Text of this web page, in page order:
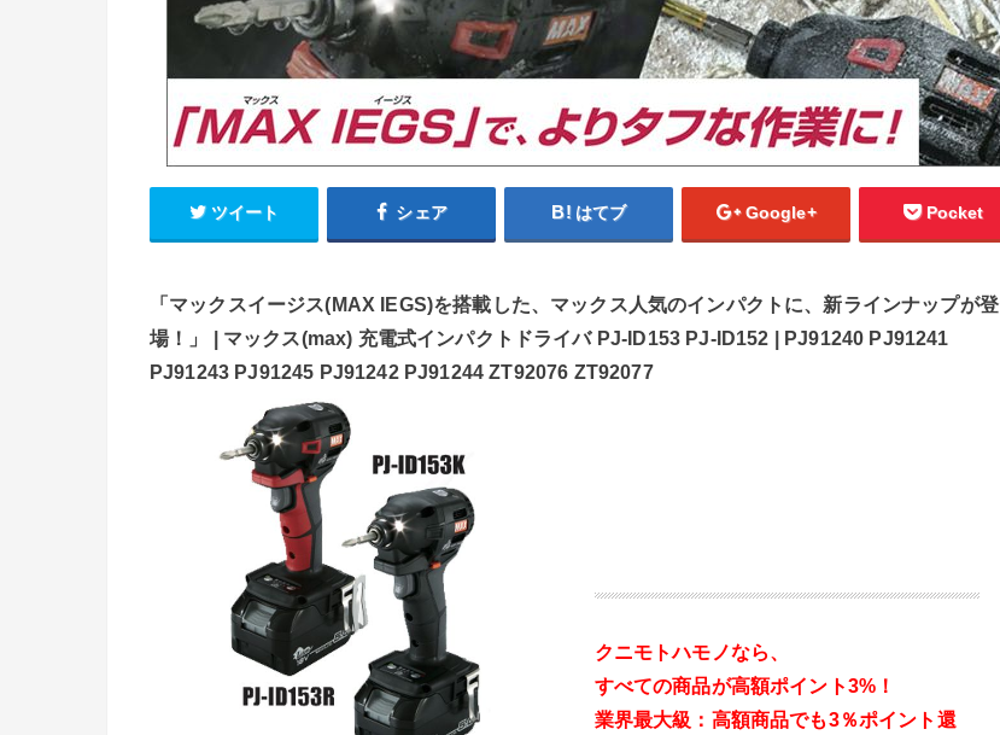
ツイート シェア はてブ Google+ Pocket
「マックスイージス(MAX IEGS)を搭載した、マックス人気のインパクトに、新ラインナップが登
場！」 | マックス(max) 充電式インパクトドライバ PJ-ID153 PJ-ID152 | PJ91240 PJ91241
PJ91243 PJ91245 PJ91242 PJ91244 ZT92076 ZT92077
クニモトハモノなら、
すべての商品が高額ポイント3%！
業界最大級：高額商品でも3％ポイント還